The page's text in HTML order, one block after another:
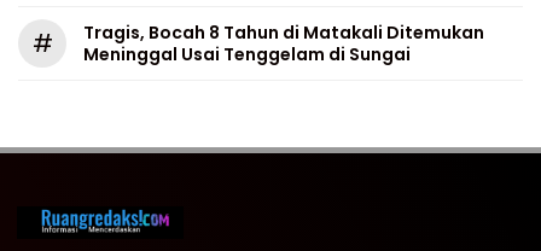
#
Tragis, Bocah 8 Tahun di Matakali Ditemukan
Meninggal Usai Tenggelam di Sungai